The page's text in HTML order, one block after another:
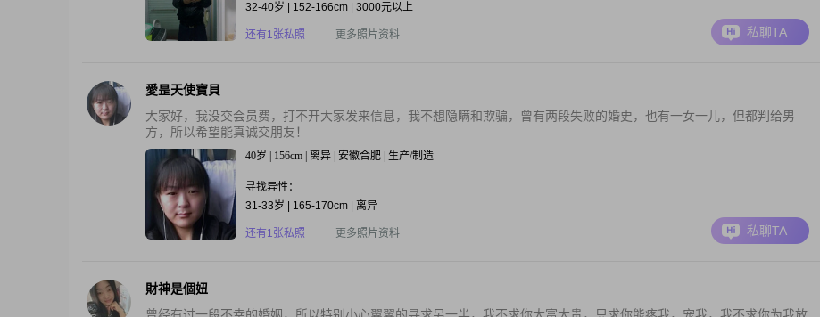
32-40岁 | 152-166cm | 3000元以上
还有1张私照 更多照片资料 私聊TA
愛昰天使寶貝
大家好，我没交会员费，打不开大家发来信息，我不想隐瞒和欺骗，曾有两段失败的婚史，也有一女一儿，但都判给男
方，所以希望能真诚交朋友！
40岁 | 156cm | 离异 | 安徽合肥 | 生产/制造
寻找异性：
31-33岁 | 165-170cm | 离异
还有1张私照 更多照片资料 私聊TA
財神是個妞